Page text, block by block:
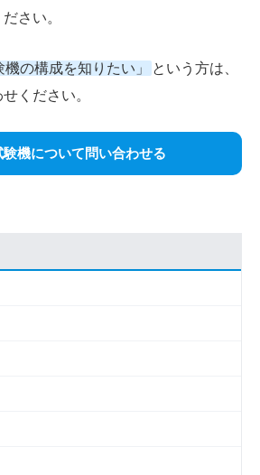
さい。
機の構成を知りたい」
という方は、
ください。
験機について問い合わせる